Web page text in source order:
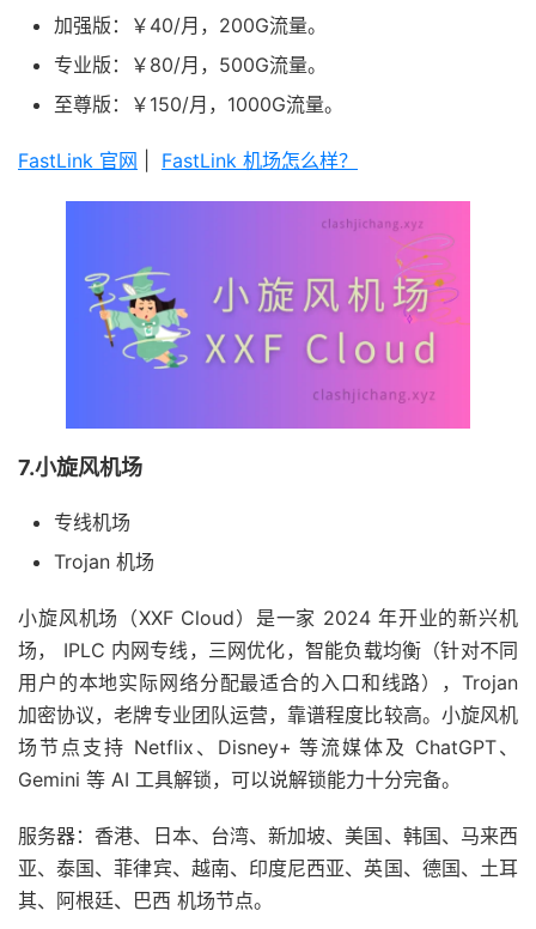
加强版：￥40/月，200G流量。
专业版：￥80/月，500G流量。
至尊版：￥150/月，1000G流量。
FastLink 官网 FastLink 机场怎么样？
7.小旋风机场
专线机场
Trojan 机场
小旋风机场（XXF Cloud）是一家 2024 年开业的新兴机
场， IPLC 内网专线，三网优化，智能负载均衡（针对不同
用户的本地实际网络分配最适合的入口和线路），Trojan
加密协议，老牌专业团队运营，靠谱程度比较高。小旋风机
场节点支持 Netflix、Disney+ 等流媒体及 ChatGPT、
Gemini 等 AI 工具解锁，可以说解锁能力十分完备。
服务器：香港、日本、台湾、新加坡、美国、韩国、马来西
亚、泰国、菲律宾、越南、印度尼西亚、英国、德国、土耳
其、阿根廷、巴西 机场节点。